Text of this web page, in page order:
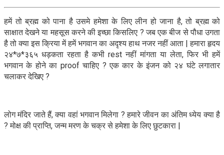
हमें तो ब्रह्म को पाना है उसमे हमेशा के लिए लीन हो जाना है, तो ब्रह्म को
साक्षात देखने या महसूस करने की इच्छा किसलिए ? जब एक बीज से पौधा उगता
है तो क्या इस क्रिया में हमें भगवान का अदृश्य हाथ नजर नहीं आता | हमारा हृदय
२४*७*३६५ धड़कता रहता है कभी rest नहीं मांगता या लेता, फिर भी हमें
भगवान के होने का proof चाहिए ? एक कार के इंजन को २४ घंटे लगातार
चलाकर देखिए ?
लोग मंदिर जाते हैं, क्या वहां भगवान मिलेगा ? हमारे जीवन का अंतिम ध्येय क्या है
? मोक्ष की प्राप्ति, जन्म मरण के चक्र से हमेशा के लिए छुटकारा |